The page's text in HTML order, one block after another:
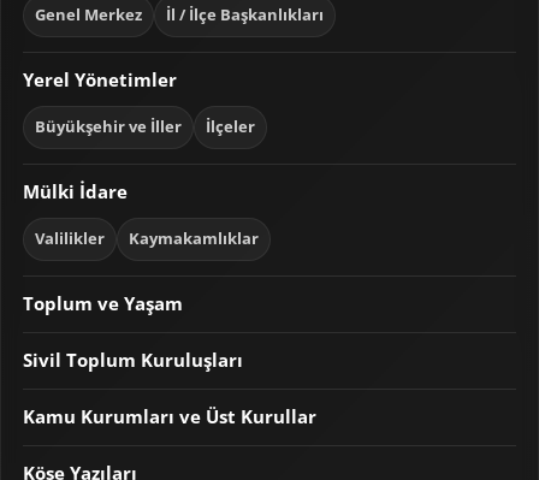
Genel Merkez İl / İlçe Başkanlıkları
Yerel Yönetimler
Büyükşehir ve İller İlçeler
Mülki İdare
Valilikler Kaymakamlıklar
Toplum ve Yaşam
Sivil Toplum Kuruluşları
Kamu Kurumları ve Üst Kurullar
Köşe Yazıları